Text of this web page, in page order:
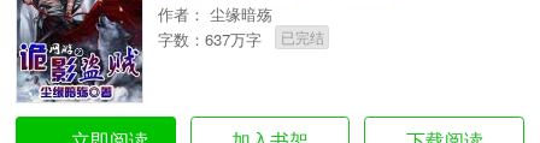
作者： 尘缘暗殇
字数：637万字
已完结